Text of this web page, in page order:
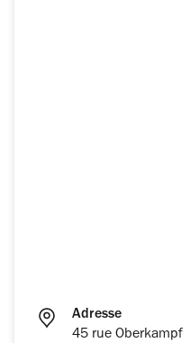
Adresse
45 rue Oberkampf